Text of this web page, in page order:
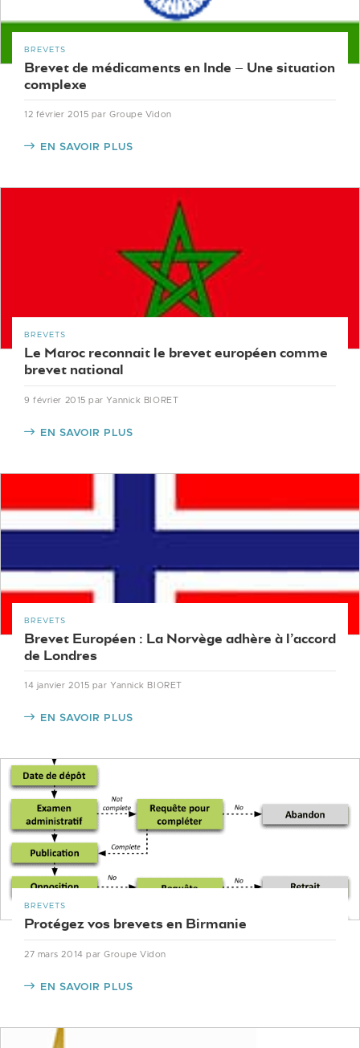
BREVETS
Brevet de médicaments en Inde – Une situation
complexe
12 février 2015 par Groupe Vidon
EN SAVOIR PLUS
BREVETS
Le Maroc reconnait le brevet européen comme
brevet national
9 février 2015 par Yannick BIORET
EN SAVOIR PLUS
BREVETS
Brevet Européen : La Norvège adhère à l’accord
de Londres
14 janvier 2015 par Yannick BIORET
EN SAVOIR PLUS
BREVETS
Protégez vos brevets en Birmanie
27 mars 2014 par Groupe Vidon
EN SAVOIR PLUS